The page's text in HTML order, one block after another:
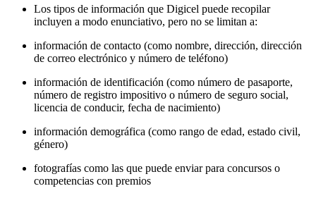
Los tipos de información que Digicel puede recopilar
incluyen a modo enunciativo, pero no se limitan a:
información de contacto (como nombre, dirección, dirección
de correo electrónico y número de teléfono)
información de identificación (como número de pasaporte,
número de registro impositivo o número de seguro social,
licencia de conducir, fecha de nacimiento)
información demográfica (como rango de edad, estado civil,
género)
fotografías como las que puede enviar para concursos o
competencias con premios